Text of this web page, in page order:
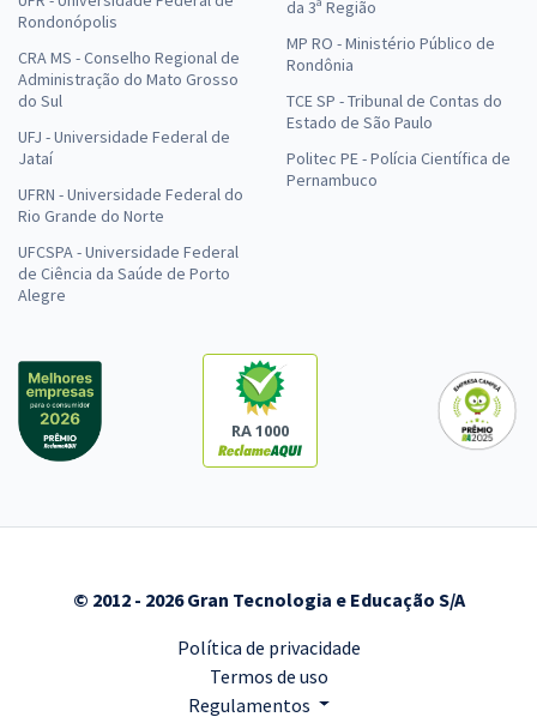
Rondonópolis
CRA MS - Conselho Regional de
Administração do Mato Grosso
do Sul
UFJ - Universidade Federal de
Jataí
UFRN - Universidade Federal do
Rio Grande do Norte
UFCSPA - Universidade Federal
de Ciência da Saúde de Porto
Alegre
da 3ª Região
MP RO - Ministério Público de
Rondônia
TCE SP - Tribunal de Contas do
Estado de São Paulo
Politec PE - Polícia Científica de
Pernambuco
RA 1000
© 2012 - 2026 Gran Tecnologia e Educação S/A
Política de privacidade
Termos de uso
Regulamentos